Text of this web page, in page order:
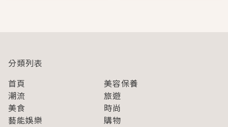
分類列表
首頁
美容保養
潮流
旅遊
美食
時尚
藝能娛樂
購物